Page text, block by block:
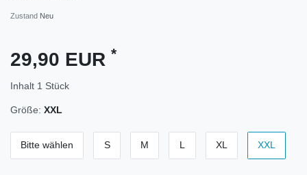
Zustand Neu
29,90 EUR *
Inhalt 1 Stück
Größe: XXL
Bitte wählen S M L XL XXL